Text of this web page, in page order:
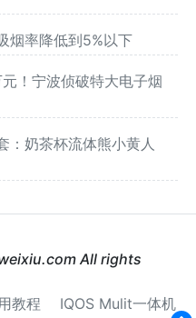
烟率降低到5%以下
！宁波侦破特大电子烟
：奶茶杯流体熊小黄人
All rights
教程
IQOS Mulit一体机